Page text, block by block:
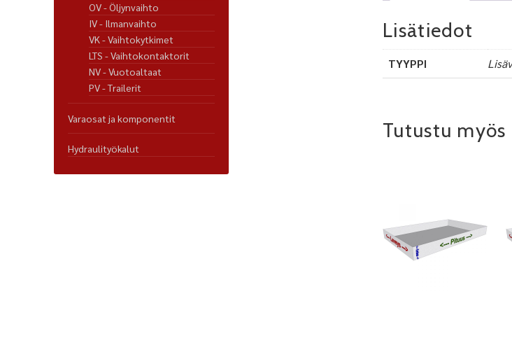
Lisätiedot
TYYPPI
Tutustu myös
OV - Öljynvaihto
IV - Ilmanvaihto
VK - Vaihtokytkimet
LTS - Vaihtokontaktorit
NV - Vuotoaltaat
PV - Trailerit
Varaosat ja komponentit
Hydraulityökalut